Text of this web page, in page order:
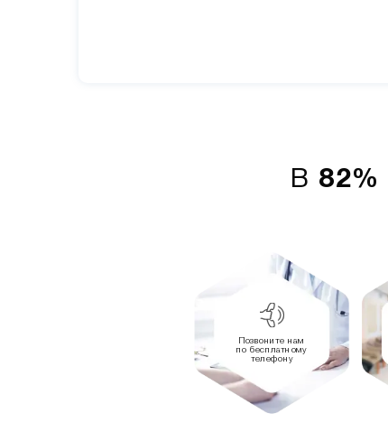
В 82%
Позвоните нам
по бесплатному
телефону